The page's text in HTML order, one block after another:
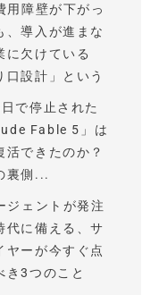
用障壁が下がっ
、導入が進まな
に欠けている
口設計」という
で停止された
Fable 5」は
活できたのか？
裏側...
ジェントが発注
代に備える、サ
ヤーが今すぐ点
き3つのこと